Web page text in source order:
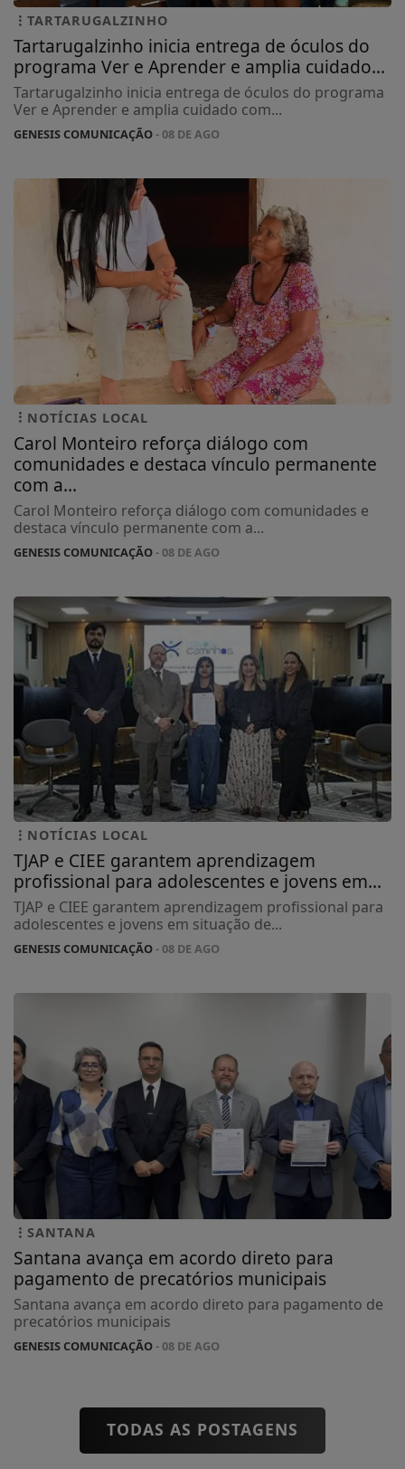
TARTARUGALZINHO
Tartarugalzinho inicia entrega de óculos do
programa Ver e Aprender e amplia cuidado...
Tartarugalzinho inicia entrega de óculos do programa
Ver e Aprender e amplia cuidado com...
GENESIS COMUNICAÇÃO- 08 DE AGO
NOTÍCIAS LOCAL
Carol Monteiro reforça diálogo com
comunidades e destaca vínculo permanente
com a...
Carol Monteiro reforça diálogo com comunidades e
destaca vínculo permanente com a...
GENESIS COMUNICAÇÃO- 08 DE AGO
NOTÍCIAS LOCAL
TJAP e CIEE garantem aprendizagem
profissional para adolescentes e jovens em...
TJAP e CIEE garantem aprendizagem profissional para
adolescentes e jovens em situação de...
GENESIS COMUNICAÇÃO- 08 DE AGO
SANTANA
Santana avança em acordo direto para
pagamento de precatórios municipais
Santana avança em acordo direto para pagamento de
precatórios municipais
GENESIS COMUNICAÇÃO- 08 DE AGO
TODAS AS POSTAGENS